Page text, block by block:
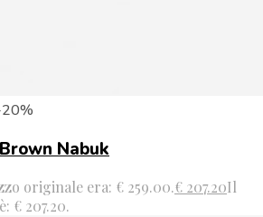
20%
Nabuk
originale era: € 259.00.€ 207.20Il
€ 207.20.